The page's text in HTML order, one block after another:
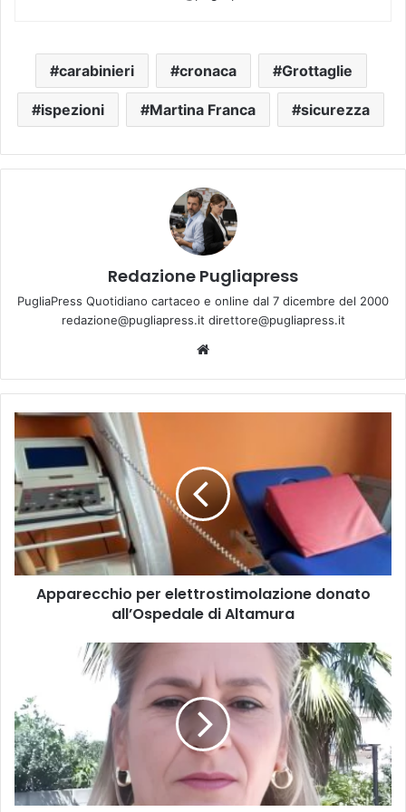
carabinieri cronaca Grottaglie
ispezioni Martina Franca sicurezza
Redazione Pugliapress
PugliaPress Quotidiano cartaceo e online dal 7 dicembre del 2000
redazione@pugliapress.it direttore@pugliapress.it
Apparecchio
per
elettrostimolazione
donato
all’Ospedale
di
Altamura
Apparecchio per elettrostimolazione donato
all’Ospedale di Altamura
una
donna
a
Ceglie
Messapica,
si